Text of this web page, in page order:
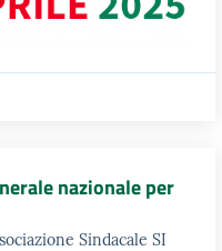
nazionale per
Sindacale SI